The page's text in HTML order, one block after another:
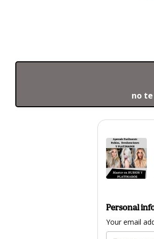
no
Personal
Your email